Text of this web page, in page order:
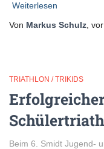
Weiterlesen
Von Markus Schulz , vor
TRIATHLON / TRIKIDS
Beim 6. Smidt Jugend-